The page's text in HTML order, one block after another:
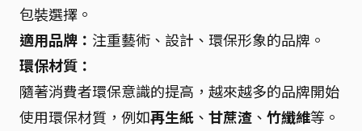
包裝選擇。
適用品牌： 注重藝術、設計、環保形象的品牌。
環保材質：
隨著消費者環保意識的提高，越來越多的品牌開始
使用環保材質，例如再生紙 、 甘蔗渣 、 竹纖維等。